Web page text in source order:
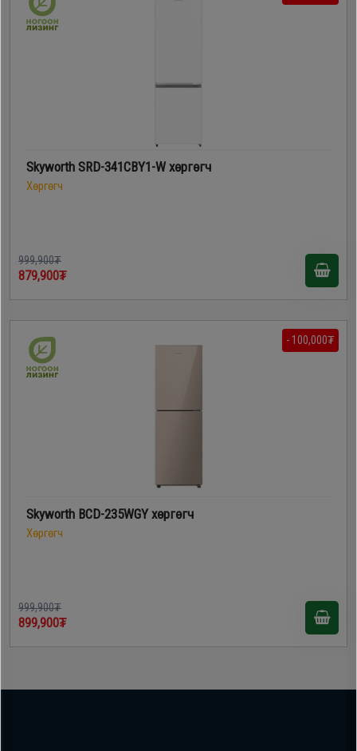
Skyworth SRD-341CBY1-W хөргөгч
Хөргөгч
999,900₮
879,900₮
- 100,000₮
Skyworth BCD-235WGY хөргөгч
Хөргөгч
999,900₮
899,900₮